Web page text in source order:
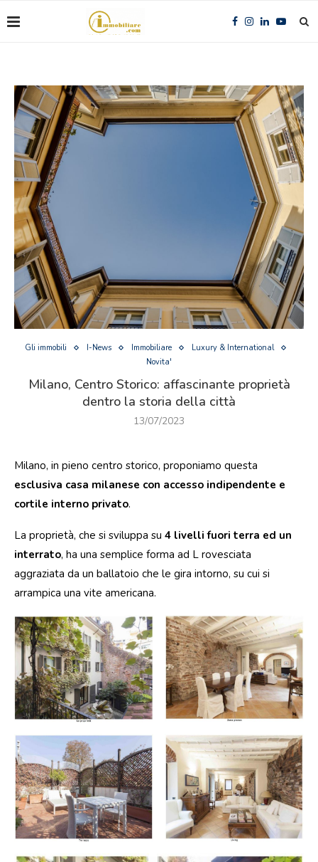
Gli immobili I-News Immobiliare
Luxury & International
Novita'
Milano, Centro Storico: affascinante proprietà
dentro la storia della città
13/07/2023
Milano, in pieno centro storico, proponiamo questa
esclusiva casa milanese con accesso indipendente e
cortile interno privato.
La proprietà, che si sviluppa su 4 livelli fuori terra ed un
interrato, ha una semplice forma ad L rovesciata
aggraziata da un ballatoio che le gira intorno, su cui si
arrampica una vite americana.